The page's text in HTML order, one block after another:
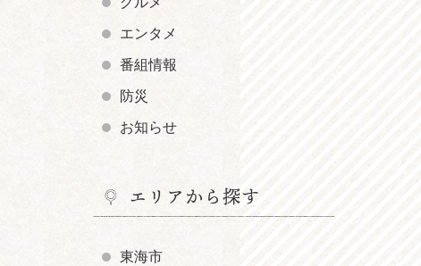
エンタメ
番組情報
防災
お知らせ
エリアから探す
東海市